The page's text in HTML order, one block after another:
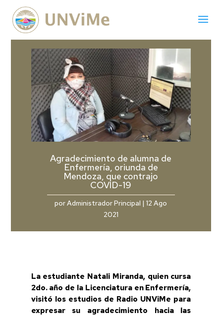
Agradecimiento de alumna de
Enfermería, oriunda de
Mendoza, que contrajo
COVID-19
porAdministrador Principal |12 Ago
2021
La estudiante Natali Miranda, quien cursa
2do. año de la Licenciatura en Enfermería,
visitó los estudios de Radio UNViMe para
expresar su agradecimiento hacia las